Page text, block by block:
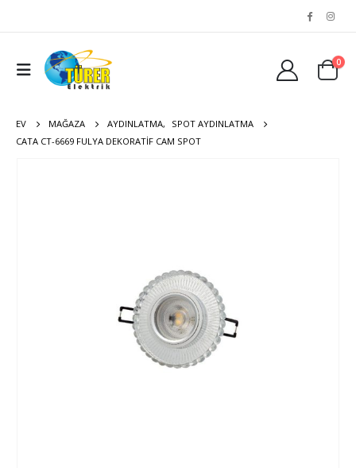
0
EV MAĞAZA AYDINLATMA,
SPOT AYDINLATMA
CATA CT-6669 FULYA DEKORATIF CAM SPOT